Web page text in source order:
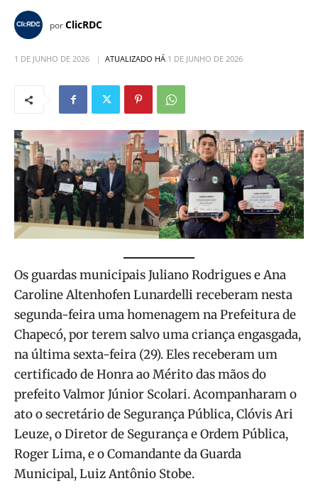
porClicRDC
1 DE JUNHO DE 2026 ATUALIZADO HÁ 1 DE JUNHO DE 2026
Os guardas municipais Juliano Rodrigues e Ana
Caroline Altenhofen Lunardelli receberam nesta
segunda-feira uma homenagem na Prefeitura de
Chapecó, por terem salvo uma criança engasgada,
na última sexta-feira (29). Eles receberam um
certificado de Honra ao Mérito das mãos do
prefeito Valmor Júnior Scolari. Acompanharam o
ato o secretário de Segurança Pública, Clóvis Ari
Leuze, o Diretor de Segurança e Ordem Pública,
Roger Lima, e o Comandante da Guarda
Municipal, Luiz Antônio Stobe.